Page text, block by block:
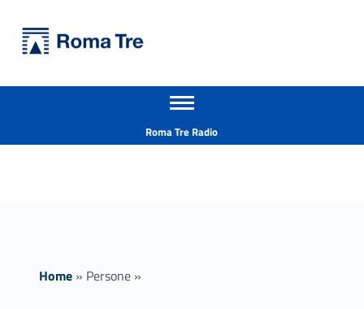
Dott.ssa DANIELA TOFANI ricerca - Università Roma Tre
Apri il menu secondario
Roma Tre Radio
Home» Persone»